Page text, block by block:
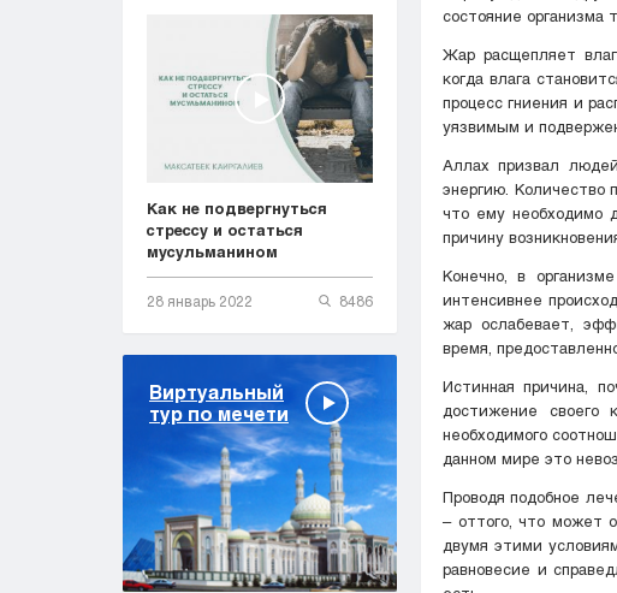
Как не подвергнуться
стрессу и остаться
мусульманином
28 январь 2022 8486
Виртуальный
тур по мечети
состояние организма
Жар расщепляет
когда влага
процесс гниения и
уязвимым и
Аллах призвал
энергию. Количество
что ему необходимо
причину
Конечно, в
интенсивнее
жар ослабевает,
время,
Истинная причина,
достижение своего
необходимого
данном мире это
Проводя подобное
– оттого, что может
двумя этими
равновесие и